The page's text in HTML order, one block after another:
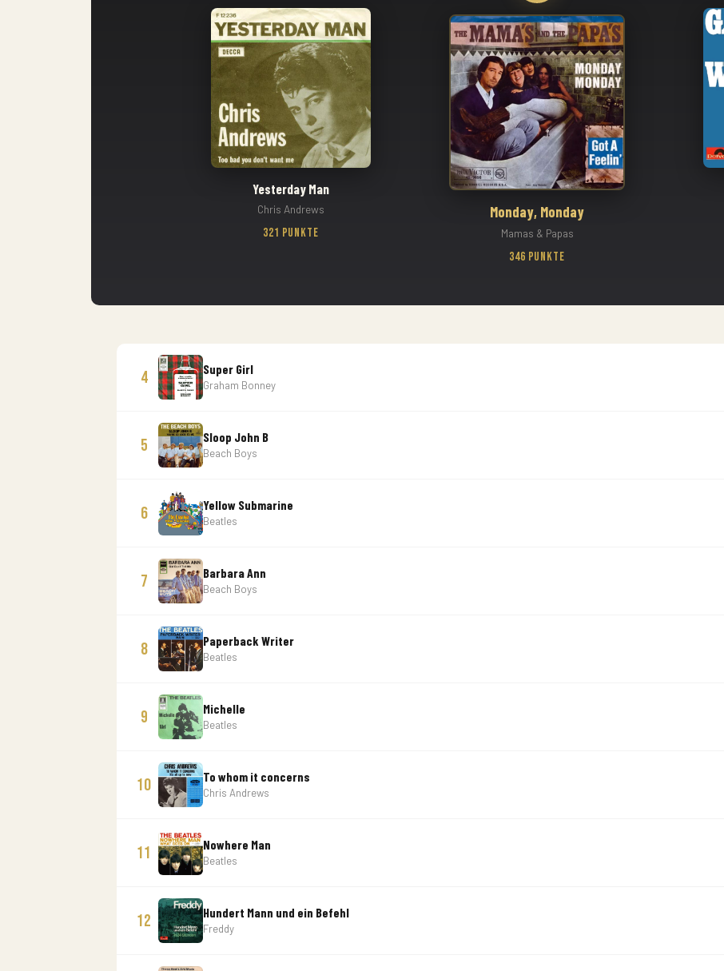
Monday, Monday
Mamas & Papas
346 Punkte
Yesterday Man
Chris Andrews
321 Punkte
4 Super Girl
Graham Bonney
5 Sloop John B
Beach Boys
6 Yellow Submarine
Beatles
7 Barbara Ann
Beach Boys
8 Paperback Writer
Beatles
9 Michelle
Beatles
10 To whom it concerns
Chris Andrews
11 Nowhere Man
Beatles
12 Hundert Mann und ein Befehl
Freddy